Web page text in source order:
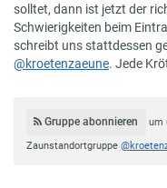
solltet, dann ist jetzt der
Schwierigkeiten beim
schreibt uns stattdessen
@kroetenzaeune. Jede
Gruppe abonnieren
um
Zaunstandortgruppe